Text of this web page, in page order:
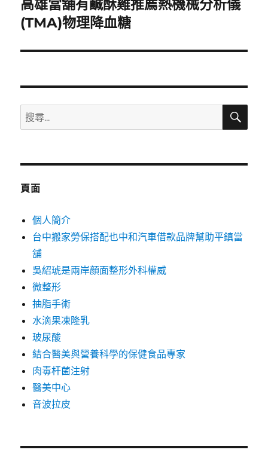
下
一
文
高雄當舖有鹹酥雞推薦熱機械分析儀
(TMA)物理降血糖
搜
尋
鍵
搜
頁面
個人簡介
台中搬家勞保搭配也中和汽車借款品牌幫助平鎮當
舖
吳紹琥是兩岸顏面整形外科權威
微整形
抽脂手術
水滴果凍隆乳
玻尿酸
結合醫美與營養科學的保健食品專家
肉毒杆菌注射
醫美中心
音波拉皮